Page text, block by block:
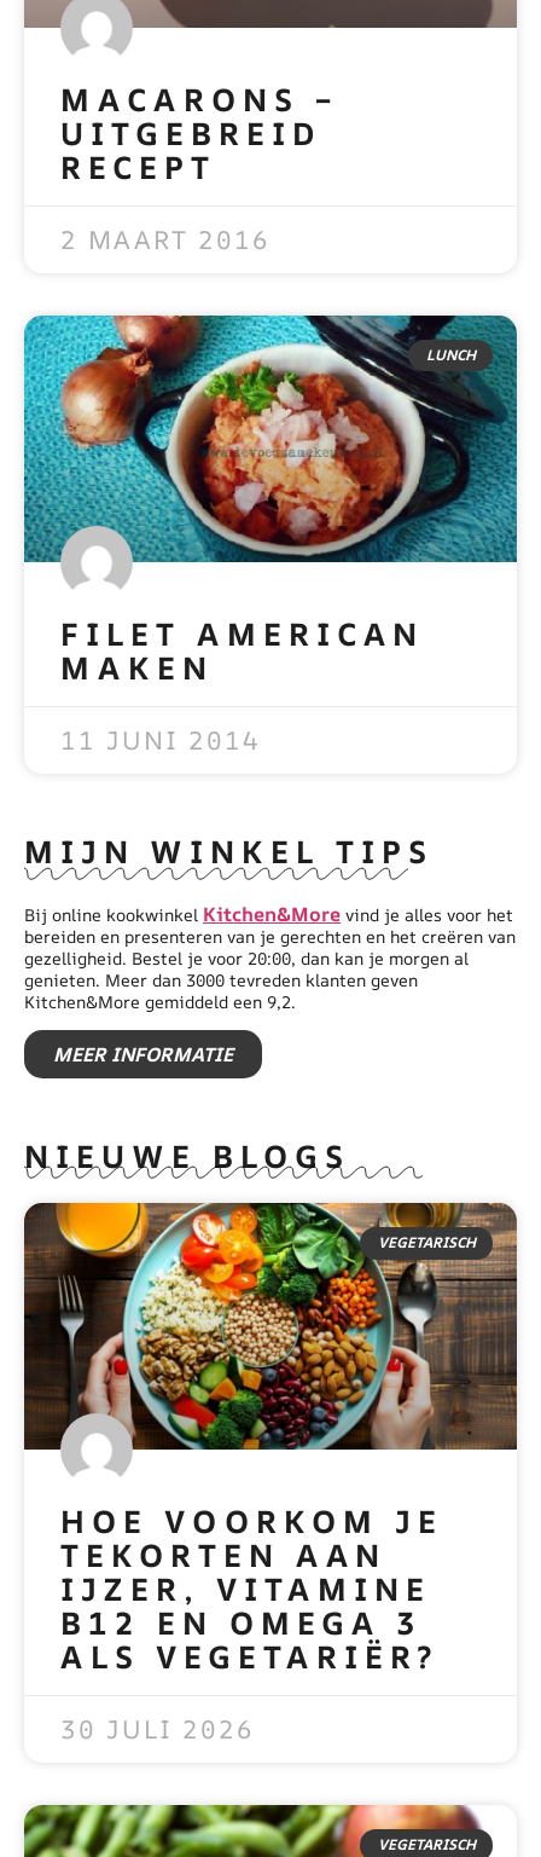
MACARONS –
UITGEBREID
RECEPT
2 MAART 2016
LUNCH
FILET AMERICAN
MAKEN
11 JUNI 2014
MIJN WINKEL TIPS
Bij online kookwinkel Kitchen&More vind je alles voor het
bereiden en presenteren van je gerechten en het creëren van
gezelligheid. Bestel je voor 20:00, dan kan je morgen al
genieten. Meer dan 3000 tevreden klanten geven
Kitchen&More gemiddeld een 9,2.
MEER INFORMATIE
NIEUWE BLOGS
VEGETARISCH
HOE VOORKOM JE
TEKORTEN AAN
IJZER, VITAMINE
B12 EN OMEGA 3
ALS VEGETARIËR?
30 JULI 2026
VEGETARISCH